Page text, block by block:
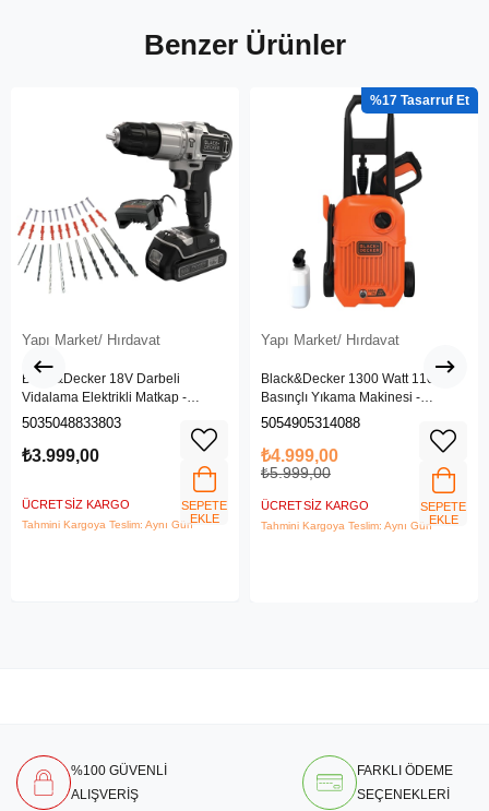
Benzer Ürünler
Yapı Market/ Hırdavat
Black&Decker 18V Darbeli
Vidalama Elektrikli Matkap -
BDCHD18SC1K-QW
5035048833803
₺3.999,00
ÜCRETSIZ KARGO
Tahmini Kargoya Teslim: Aynı Gün
SEPETE
EKLE
Yapı Market/ Hırdavat
Black&Decker 1300 Watt 110 Bar
Basınçlı Yıkama Makinesi -
(BEPW1300L-QS)
5054905314088
₺4.999,00
₺5.999,00
ÜCRETSIZ KARGO
Tahmini Kargoya Teslim: Aynı Gün
%17
SEPETE
EKLE
%100 GÜVENLİ
ALIŞVERİŞ
FARKLI ÖDEME
SEÇENEKLERİ